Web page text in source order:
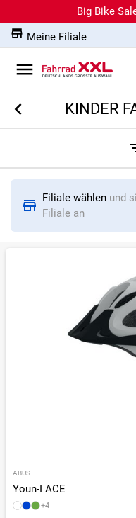
Big Bike
Meine Filiale
KINDER
Filiale wählen und
Filiale an
ABUS
Youn-I ACE
+4